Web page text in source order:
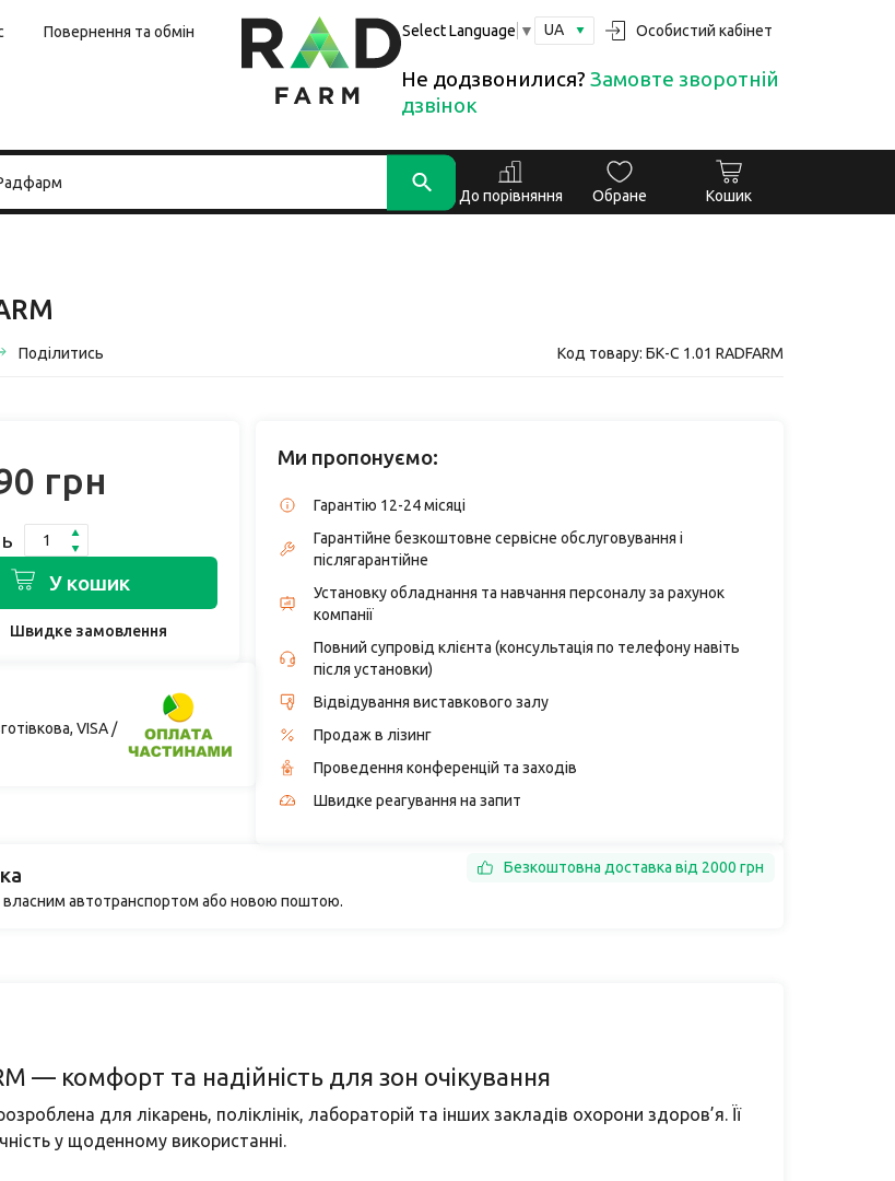
Повернення та обмін
Select Language ▼ UA Особистий кабінет
Не додзвонилися? Замовте зворотній
дзвінок
До порівняння
Обране Кошик
Поділитись Код товару: БК-С 1.01 RADFARM
грн
У кошик
Швидке замовлення
VISA /
Ми пропонуємо:
Гарантію 12-24 місяці
Гарантійне безкоштовне сервісне обслуговування і
післягарантійне
Установку обладнання та навчання персоналу за рахунок
компанії
Повний супровід клієнта (консультація по телефону навіть
після установки)
Відвідування виставкового залу
Продаж в лізинг
Проведення конференцій та заходів
Швидке реагування на запит
автотранспортом або новою поштою.
Безкоштовна доставка від 2000 грн
— комфорт та надійність для зон очікування
для лікарень, поліклінік, лабораторій та інших закладів охорони здоров’я. Її
у щоденному використанні.